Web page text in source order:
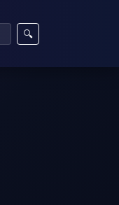
🔍